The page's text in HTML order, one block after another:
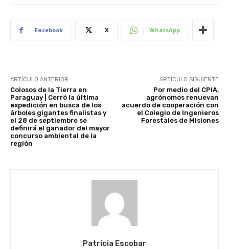
Facebook X WhatsApp
ARTÍCULO ANTERIOR
Colosos de la Tierra en
Paraguay | Cerró la última
expedición en busca de los
árboles gigantes finalistas y
el 28 de septiembre se
definirá el ganador del mayor
concurso ambiental de la
región
ARTÍCULO SIGUIENTE
Por medio del CPIA,
agrónomos renuevan
acuerdo de cooperación con
el Colegio de Ingenieros
Forestales de Misiones
Patricia Escobar